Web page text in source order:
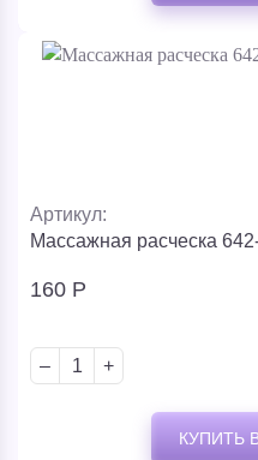
Артикул:
Массажная расческа
160 Р
– +
КУПИТЬ